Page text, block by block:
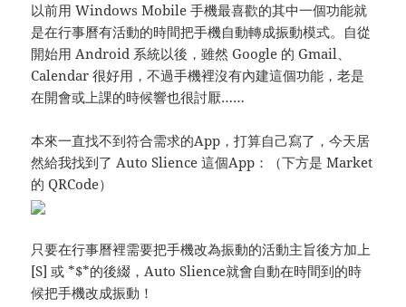
以前用 Windows Mobile 手機最喜歡的其中一個功能就
是在行事曆有活動的時間把手機自動轉成振動模式。自從
開始用 Android 系統以後，雖然 Google 的 Gmail、
Calendar 很好用，不過手機裡沒有內建這個功能，老是
在開會或上課的時候響也很討厭……
本來一直找不到符合需求的App，打算自己寫了，今天居
然給我找到了 Auto Slience 這個App：（下方是 Market
的 QRCode）
只要在行事曆裡需要把手機改為振動的活動主旨後方加上
[S] 或 *$*的後綴，Auto Slience就會自動在時間到的時
候把手機改成振動！